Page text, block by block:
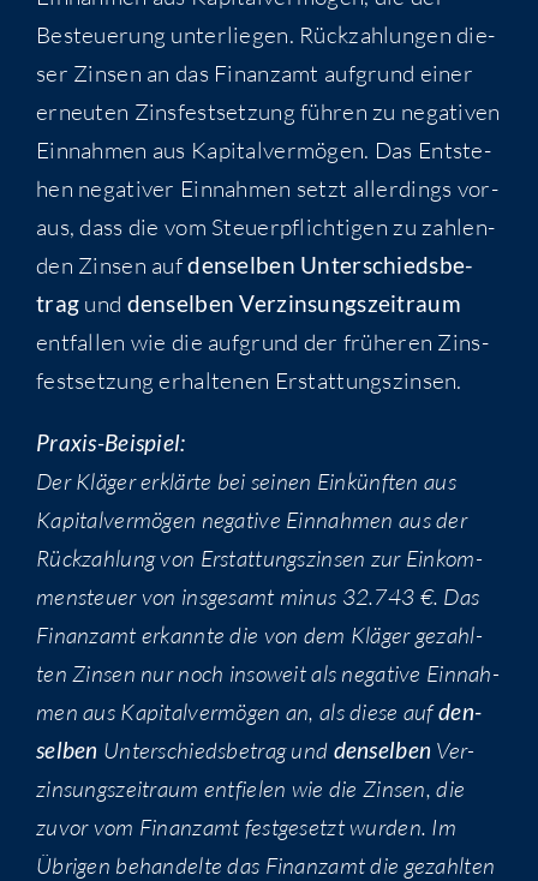
Besteue­rung unter­lie­gen. Rück­zah­lun­gen die­
ser Zin­sen an das Finanz­amt auf­grund einer
erneu­ten Zins­fest­set­zung füh­ren zu nega­ti­ven
Ein­nah­men aus Kapi­tal­ver­mö­gen. Das Ent­ste­
hen nega­ti­ver Ein­nah­men setzt aller­dings vor­
aus, dass die vom Steu­er­pflich­ti­gen zu zah­len­
den Zin­sen aufden­sel­ben Unter­schieds­be­
trag und den­sel­ben Ver­zin­sungs­zeit­raum
ent­fal­len wie die auf­grund der frü­he­ren Zins­
fest­set­zung erhal­te­nen Erstattungszinsen.
Pra­xis-Bei­spiel:
Der Klä­ger erklär­te bei sei­nen Ein­künf­ten aus
Kapi­tal­ver­mö­gen nega­ti­ve Ein­nah­men aus der
Rück­zah­lung von Erstat­tungs­zin­sen zur Ein­kom­
men­steu­er von ins­ge­samt minus 32.743 €. Das
Finanz­amt erkann­te die von dem Klä­ger gezahl­
ten Zin­sen nur noch inso­weit als nega­ti­ve Ein­nah­
men aus Kapi­tal­ver­mö­gen an, als die­se aufden­
sel­ben Unter­schieds­be­trag und den­sel­ben Ver­
zin­sungs­zeit­raum ent­fie­len wie die Zin­sen, die
zuvor vom Finanz­amt fest­ge­setzt wur­den. Im
Übri­gen behan­del­te das Finanz­amt die gezahl­ten